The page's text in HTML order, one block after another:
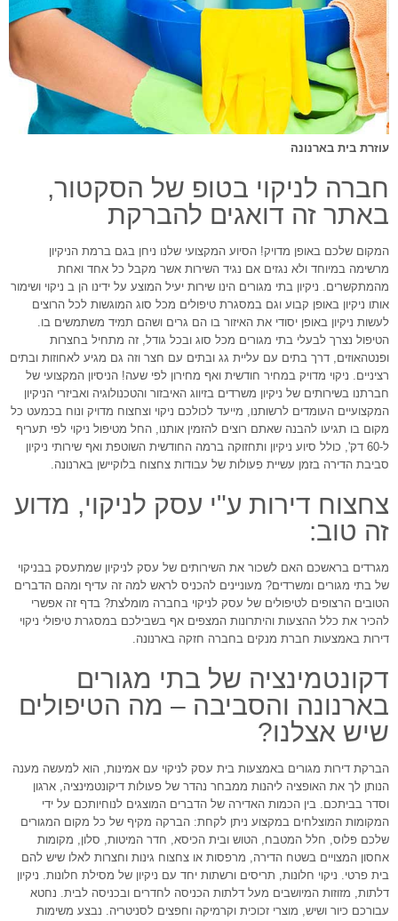
עוזרת בית בארנונה
חברה לניקוי בטופ של הסקטור,
באתר זה דואגים להברקת
המקום שלכם באופן מדויק! הסיוע המקצועי שלנו ניחן בגם ברמת הניקיון
מרשימה במיוחד ולא נגזים אם נגיד השירות אשר מקבל כל אחד ואחת
מהמתקשרים. ניקיון בתי מגורים הינו שירות יעיל המוצע על ידינו הן ב ניקוי ושימור
אותו ניקיון באופן קבוע וגם במסגרת טיפולים מכל סוג המוגשות לכל הרוצים
לעשות ניקיון באופן יסודי את האיזור בו הם גרים ושהם תמיד משתמשים בו.
הטיפול נצרך לבעלי בתי מגורים מכל סוג ובכל גודל, זה מתחיל בחצרות
ופנטהאוזים, דרך בתים עם עליית גג ובתים עם חצר וזה גם מגיע לאחוזות ובתים
רציניים. ניקוי מדויק במחיר חודשית ואף מחירון לפי שעה! הניסיון המקצועי של
חברתנו בשירותים של ניקיון משרדים בזיווג האיבזור והטכנולוגיה ואביזרי הניקיון
המקצועיים העומדים לרשותנו, מייעד לכולכם ניקוי וצחצוח מדויק ונוח בכמעט כל
מקום בו תגיעו להבנה שאתם רוצים להזמין אותנו, החל מטיפול ניקוי לפי תעריף
ל-60 דק', כולל סיוע ניקיון ותחזוקה ברמה החודשית השוטפת ואף שירותי ניקיון
סביבת הדירה בזמן עשיית פעולות של עבודות צחצוח בלוקיישן בארנונה.
צחצוח דירות ע"י עסק לניקוי, מדוע
זה טוב:
מגרדים בראשכם האם לשכור את השירותים של עסק לניקיון שמתעסק בבניקוי
של בתי מגורים ומשרדים? מעוניינים להכניס לראש למה זה עדיף ומהם הדברים
הטובים הרצופים לטיפולים של עסק לניקוי בחברה מומלצת? בדף זה אפשרי
להכיר את כלל ההצעות והיתרונות המצפים אף בשבילכם במסגרת טיפולי ניקוי
דירות באמצעות חברת מנקים בחברה חזקה בארנונה.
דקונטמינציה של בתי מגורים
בארנונה והסביבה – מה הטיפולים
שיש אצלנו?
הברקת דירות מגורים באמצעות בית עסק לניקוי עם אמינות, הוא למעשה מענה
הנותן לך את האופציה ליהנות ממבחר נהדר של פעולות דיקונטמינציה, ארגון
וסדר בביתכם. בין הכמות האדירה של הדברים המוצגים לנוחיותכם על ידי
המקומות המוצלחים במקצוע ניתן לקחת: הברקה מקיף של כל מקום המגורים
שלכם פלוס, חלל המטבח, הטוש ובית הכיסא, חדר המיטות, סלון, מקומות
אחסון המצויים בשטח הדירה, מרפסות או צחצוח גינות וחצרות לאלו שיש להם
בית פרטי. ניקוי חלונות, תריסים ורשתות יחד עם ניקיון של מסילת חלונות. ניקיון
דלתות, מזוזות המיושבים מעל דלתות הכניסה לחדרים ובכניסה לבית. נחטא
עבורכם כיור ושיש, מוצרי זכוכית וקרמיקה וחפצים לסניטריה. נבצע משימות